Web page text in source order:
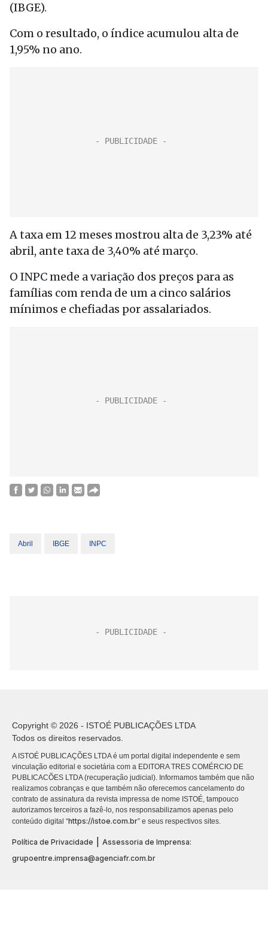
(IBGE).
Com o resultado, o índice acumulou alta de
1,95% no ano.
A taxa em 12 meses mostrou alta de 3,23% até
abril, ante taxa de 3,40% até março.
O INPC mede a variação dos preços para as
famílias com renda de um a cinco salários
mínimos e chefiadas por assalariados.
Abril IBGE INPC
Copyright © 2026 - ISTOÉ PUBLICAÇÕES LTDA
Todos os direitos reservados.
A ISTOÉ PUBLICAÇÕES LTDA é um portal digital independente e sem
vinculação editorial e societária com a EDITORA TRES COMÉRCIO DE
PUBLICACÕES LTDA (recuperação judicial). Informamos também que não
realizamos cobranças e que também não oferecemos cancelamento do
contrato de assinatura da revista impressa de nome ISTOÉ, tampouco
autorizamos terceiros a fazê-lo, nos responsabilizamos apenas pelo
conteúdo digital “https://istoe.com.br” e seus respectivos sites.
Política de Privacidade
Assessoria de Imprensa:
grupoentre.imprensa@agenciafr.com.br